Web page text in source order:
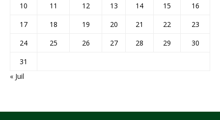
10
11 12 13 14 15
16
17
18 19 20 21 22
23
24
25 26 27 28 29
30
31
« Juil